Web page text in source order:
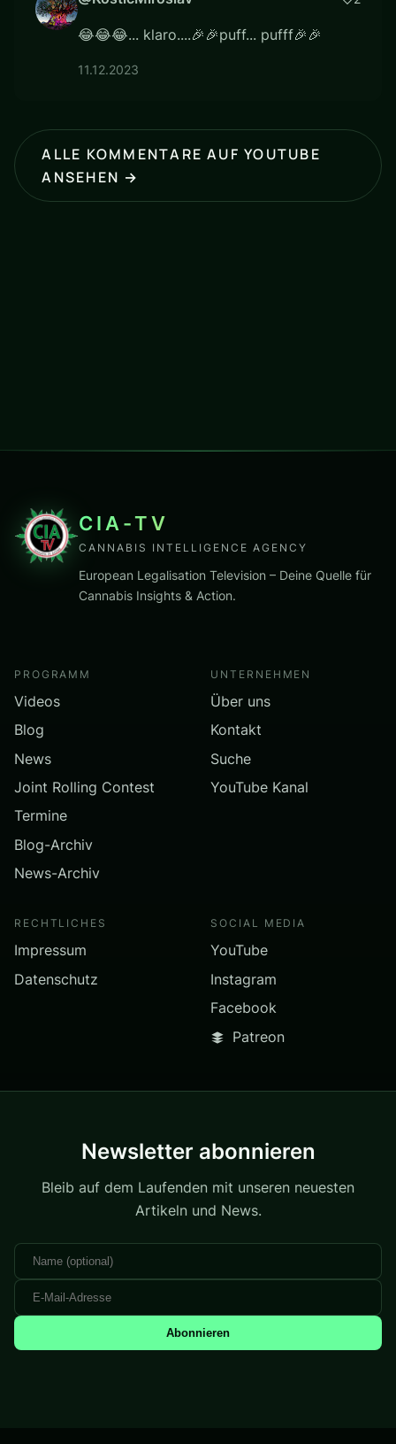
😂😂😂... klaro....🎉🎉puff... pufff🎉🎉
11.12.2023
ALLE KOMMENTARE AUF YOUTUBE
ANSEHEN →
CIA-TV
CANNABIS INTELLIGENCE AGENCY
European Legalisation Television – Deine Quelle für
Cannabis Insights & Action.
PROGRAMM
Videos
Blog
News
Joint Rolling Contest
Termine
Blog-Archiv
News-Archiv
UNTERNEHMEN
Über uns
Kontakt
Suche
YouTube Kanal
RECHTLICHES
Impressum
Datenschutz
SOCIAL MEDIA
YouTube
Instagram
Facebook
Patreon
Newsletter abonnieren
Bleib auf dem Laufenden mit unseren neuesten
Artikeln und News.
Abonnieren